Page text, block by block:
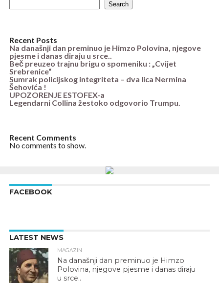
Search
Recent Posts
Na današnji dan preminuo je Himzo Polovina, njegove
pjesme i danas diraju u srce..
Beč preuzeo trajnu brigu o spomeniku : „Cvijet
Srebrenice“
Sumrak policijskog integriteta – dva lica Nermina
Šehovića !
UPOZORENJE ESTOFEX-a
Legendarni Collina žestoko odgovorio Trumpu.
Recent Comments
No comments to show.
FACEBOOK
LATEST NEWS
MAGAZIN
Na današnji dan preminuo je Himzo
Polovina, njegove pjesme i danas diraju
u srce..